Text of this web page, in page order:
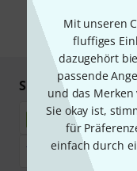
Mit unseren
fluffiges
dazugehört
passende
und das
Sie okay ist,
für
einfach durch
Sicher einkaufen